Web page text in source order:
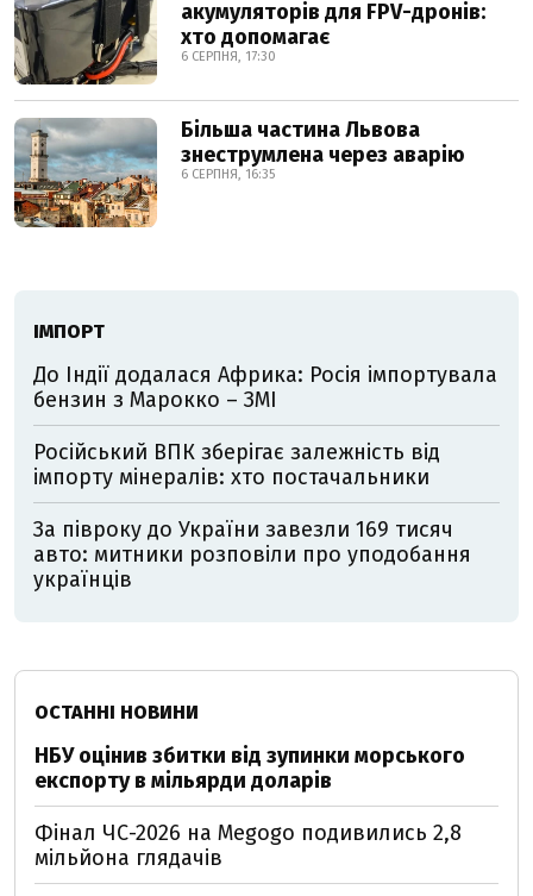
акумуляторів для FPV-дронів:
хто допомагає
6 СЕРПНЯ, 17:30
Більша частина Львова
знеструмлена через аварію
6 СЕРПНЯ, 16:35
ІМПОРТ
До Індії додалася Африка: Росія імпортувала
бензин з Марокко – ЗМІ
Російський ВПК зберігає залежність від
імпорту мінералів: хто постачальники
За півроку до України завезли 169 тисяч
авто: митники розповіли про уподобання
українців
ОСТАННІ НОВИНИ
НБУ оцінив збитки від зупинки морського
експорту в мільярди доларів
Фінал ЧС-2026 на Megogo подивились 2,8
мільйона глядачів